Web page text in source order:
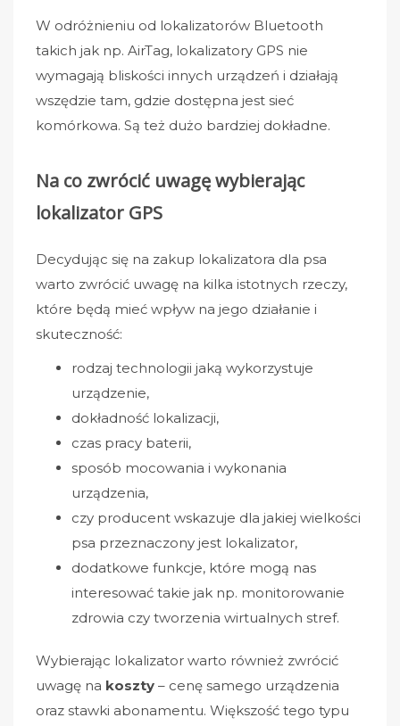
W odróżnieniu od lokalizatorów Bluetooth
takich jak np. AirTag, lokalizatory GPS nie
wymagają bliskości innych urządzeń i działają
wszędzie tam, gdzie dostępna jest sieć
komórkowa. Są też dużo bardziej dokładne.
Na co zwrócić uwagę wybierając
lokalizator GPS
Decydując się na zakup lokalizatora dla psa
warto zwrócić uwagę na kilka istotnych rzeczy,
które będą mieć wpływ na jego działanie i
skuteczność:
rodzaj technologii jaką wykorzystuje
urządzenie,
dokładność lokalizacji,
czas pracy baterii,
sposób mocowania i wykonania
urządzenia,
czy producent wskazuje dla jakiej wielkości
psa przeznaczony jest lokalizator,
dodatkowe funkcje, które mogą nas
interesować takie jak np. monitorowanie
zdrowia czy tworzenia wirtualnych stref.
Wybierając lokalizator warto również zwrócić
uwagę na koszty – cenę samego urządzenia
oraz stawki abonamentu. Większość tego typu